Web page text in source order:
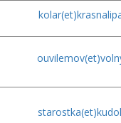
ouvilemov(et)